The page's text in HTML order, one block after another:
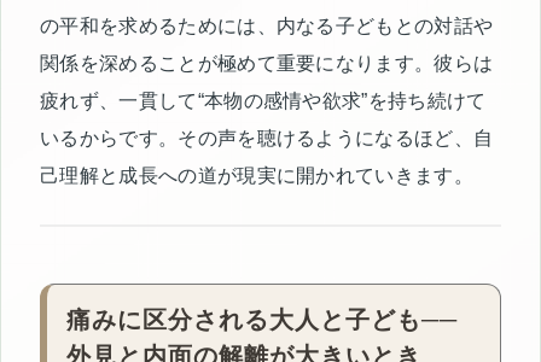
の平和を求めるためには、内なる子どもとの対話や
関係を深めることが極めて重要になります。彼らは
疲れず、一貫して“本物の感情や欲求”を持ち続けて
いるからです。その声を聴けるようになるほど、自
己理解と成長への道が現実に開かれていきます。
痛みに区分される大人と子ども──
外見と内面の解離が大きいとき